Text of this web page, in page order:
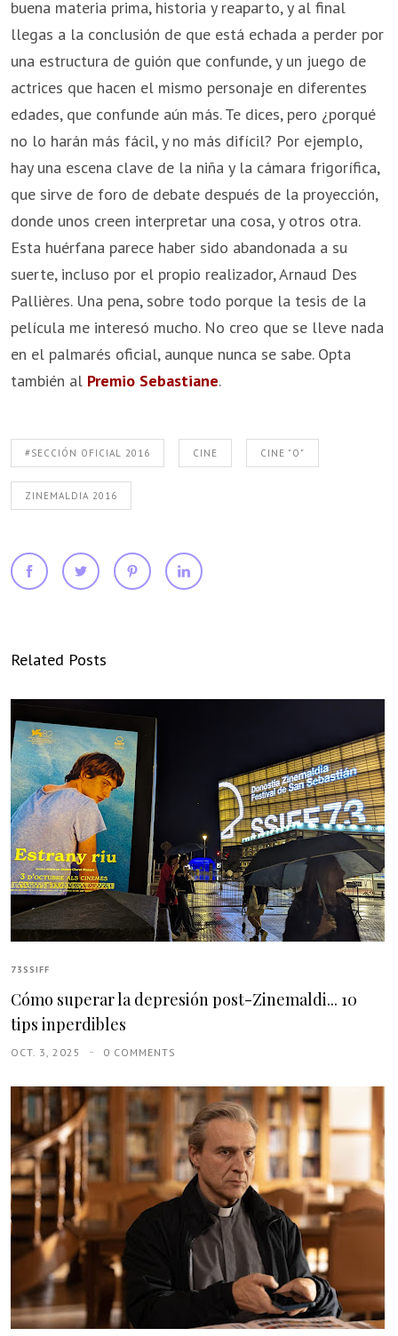
buena materia prima, historia y reaparto, y al final
llegas a la conclusión de que está echada a perder por
una estructura de guión que confunde, y un juego de
actrices que hacen el mismo personaje en diferentes
edades, que confunde aún más. Te dices, pero ¿porqué
no lo harán más fácil, y no más difícil? Por ejemplo,
hay una escena clave de la niña y la cámara frigorífica,
que sirve de foro de debate después de la proyección,
donde unos creen interpretar una cosa, y otros otra.
Esta huérfana parece haber sido abandonada a su
suerte, incluso por el propio realizador, Arnaud Des
Pallières. Una pena, sobre todo porque la tesis de la
película me interesó mucho. No creo que se lleve nada
en el palmarés oficial, aunque nunca se sabe. Opta
también al Premio Sebastiane.
#SECCIÓN OFICIAL 2016 CINE CINE "O"
ZINEMALDIA 2016
Related Posts
73SSIFF
Cómo superar la depresión post-Zinemaldi... 10
tips inperdibles
OCT. 3, 2025 0 COMMENTS